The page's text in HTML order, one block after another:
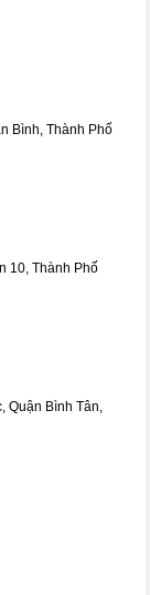
Bình, Thành Phố
10, Thành Phố
Bình Tân,